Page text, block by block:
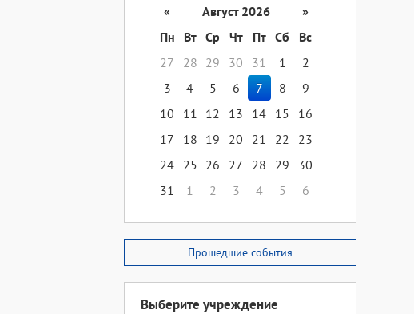
« Август 2026
»
Пн
Вт Ср Чт Пт Сб
Вс
27
28 29 30 31 1
2
3
4 5 6 7 8
9
10
11 12 13 14 15
16
17
18 19 20 21 22
23
24 25 26 27 28 29
30
31
1 2 3 4 5 6
Прошедшие события
Выберите учреждение